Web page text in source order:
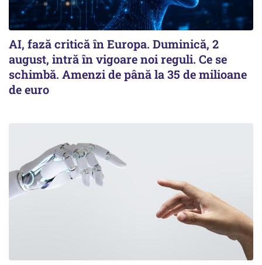
AI, fază critică în Europa. Duminică, 2
august, intră în vigoare noi reguli. Ce se
schimbă. Amenzi de până la 35 de milioane
de euro